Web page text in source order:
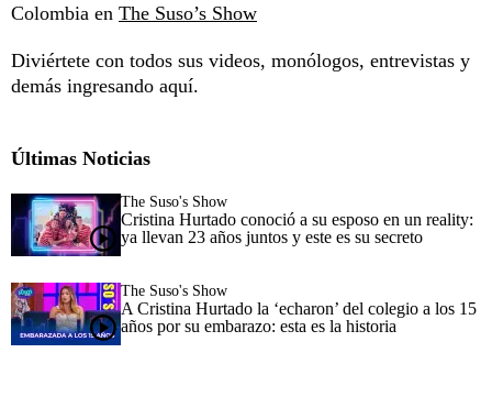
Colombia en The Suso’s Show
Diviértete con todos sus videos, monólogos, entrevistas y
demás ingresando aquí.
Últimas Noticias
The Suso's Show
Cristina Hurtado conoció a su esposo en un reality:
ya llevan 23 años juntos y este es su secreto
The Suso's Show
A Cristina Hurtado la ‘echaron’ del colegio a los 15
años por su embarazo: esta es la historia